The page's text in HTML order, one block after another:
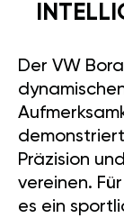
Der VW
Präzision
vereinen.
es ein